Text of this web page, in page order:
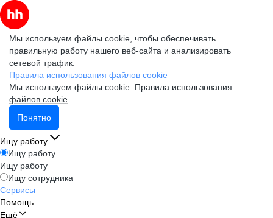
Мы используем файлы cookie, чтобы обеспечивать
правильную работу нашего веб-сайта и анализировать
сетевой трафик.
Правила использования файлов cookie
Мы используем файлы cookie. Правила использования
файлов cookie
Понятно
Ищу работу
Ищу работу
Ищу работу
Ищу сотрудника
Сервисы
Помощь
Ещё